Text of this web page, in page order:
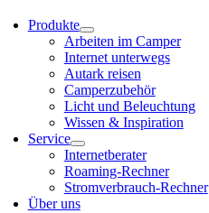
Produkte
Arbeiten im Camper
Internet unterwegs
Autark reisen
Camperzubehör
Licht und Beleuchtung
Wissen & Inspiration
Service
Internetberater
Roaming-Rechner
Stromverbrauch-Rechner
Über uns